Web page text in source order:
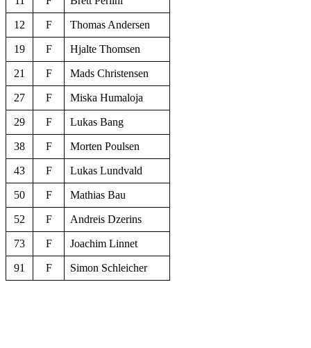
12 F Thomas Andersen
19 F Hjalte Thomsen
21 F Mads Christensen
27 F Miska Humaloja
29 F Lukas Bang
38 F Morten Poulsen
43 F Lukas Lundvald
50 F Mathias Bau
52 F Andreis Dzerins
73 F Joachim Linnet
91 F Simon Schleicher